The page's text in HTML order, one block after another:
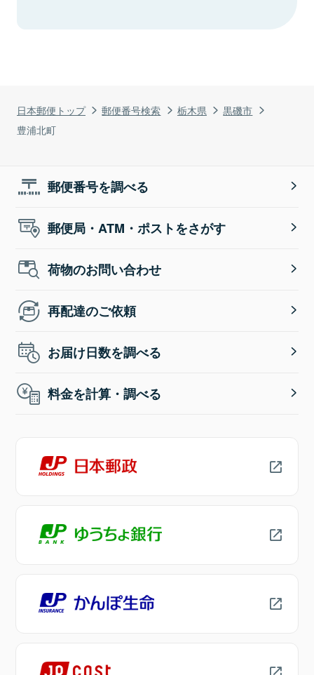
日本郵便トップ 郵便番号検索 栃木県
黒磯市
豊浦北町
郵便番号を調べる
郵便局・ATM・ポストをさがす
荷物のお問い合わせ
再配達のご依頼
お届け日数を調べる
料金を計算・調べる